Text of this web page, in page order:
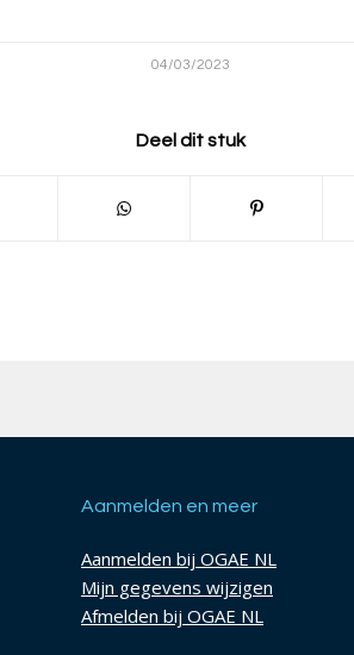
04/03/2023
Deel dit stuk
Aanmelden en meer
Aanmelden bij OGAE NL
Mijn gegevens wijzigen
Afmelden bij OGAE NL